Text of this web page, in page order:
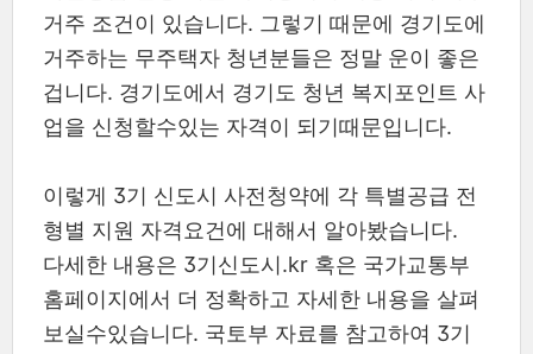
거주 조건이 있습니다. 그렇기 때문에 경기도에
거주하는 무주택자 청년분들은 정말 운이 좋은
겁니다. 경기도에서 경기도 청년 복지포인트 사
업을 신청할수있는 자격이 되기때문입니다.
이렇게 3기 신도시 사전청약에 각 특별공급 전
형별 지원 자격요건에 대해서 알아봤습니다.
다세한 내용은 3기신도시.kr 혹은 국가교통부
홈페이지에서 더 정확하고 자세한 내용을 살펴
보실수있습니다. 국토부 자료를 참고하여 3기